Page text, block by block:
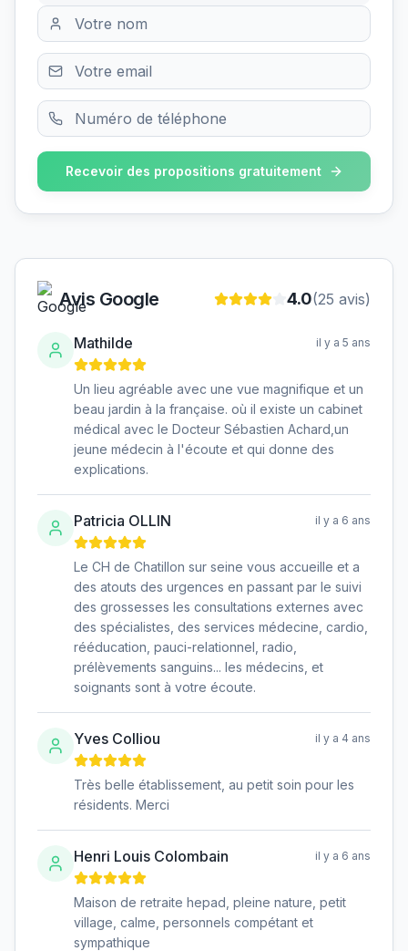
Recevoir des propositions gratuitement
Avis Google 4.0(25 avis)
Mathilde il y a 5 ans
Un lieu agréable avec une vue magnifique et un
beau jardin à la française. où il existe un cabinet
médical avec le Docteur Sébastien Achard,un
jeune médecin à l'écoute et qui donne des
explications.
Patricia OLLIN il y a 6 ans
Le CH de Chatillon sur seine vous accueille et a
des atouts des urgences en passant par le suivi
des grossesses les consultations externes avec
des spécialistes, des services médecine, cardio,
rééducation, pauci-relationnel, radio,
prélèvements sanguins... les médecins, et
soignants sont à votre écoute.
Yves Colliou il y a 4 ans
Très belle établissement, au petit soin pour les
résidents. Merci
Henri Louis Colombain il y a 6 ans
Maison de retraite hepad, pleine nature, petit
village, calme, personnels compétant et
sympathique